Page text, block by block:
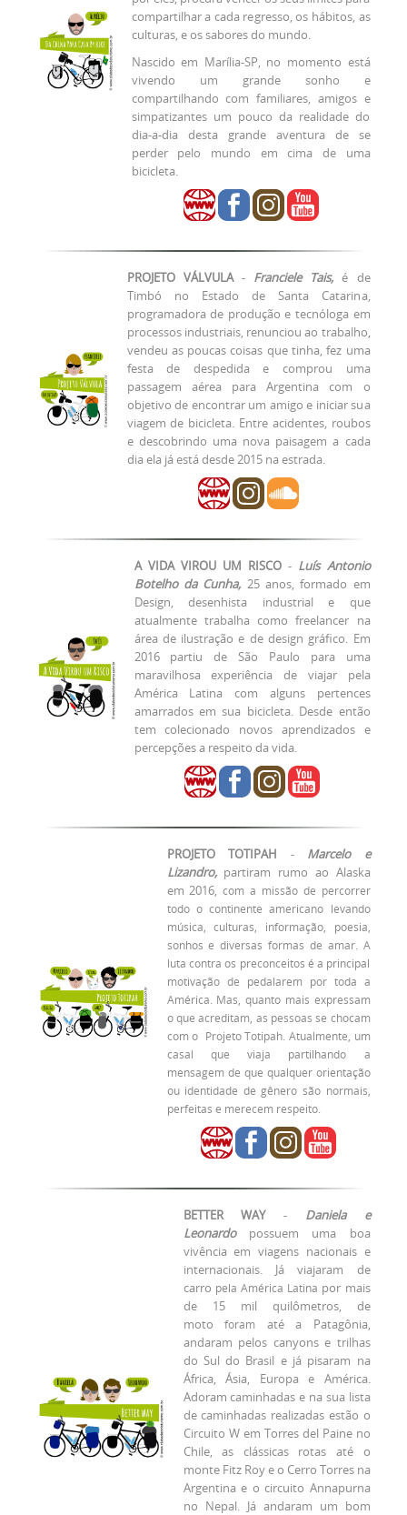
compartilhar a cada regresso, os hábitos, as
culturas, e os sabores do mundo.
Nascido em Marília-SP, no momento está
vivendo um grande sonho e
compartilhando com familiares, amigos e
simpatizantes um pouco da realidade do
dia-a-dia desta grande aventura de se
perder pelo mundo em cima de uma
bicicleta.
PROJETO VÁLVULA- Franciele Tais, é de
Timbó no Estado de Santa Catarina,
programadora de produção e tecnóloga em
processos industriais, renunciou ao trabalho,
vendeu as poucas coisas que tinha, fez uma
festa de despedida e comprou uma
passagem aérea para Argentina com o
objetivo de encontrar um amigo e iniciar sua
viagem de bicicleta. Entre acidentes, roubos
e descobrindo uma nova paisagem a cada
dia ela já está desde 2015 na estrada.
A VIDA VIROU UM RISCO - Luís Antonio
Botelho da Cunha, 25 anos, formado em
Design, desenhista industrial e que
atualmente trabalha como freelancer na
área de ilustração e de design gráfico. Em
2016 partiu de São Paulo para uma
maravilhosa experiência de viajar pela
América Latina com alguns pertences
amarrados em sua bicicleta. Desde então
tem colecionado novos aprendizados e
percepções a respeito da vida.
PROJETO TOTIPAH - Marcelo e
Lizandro,partiram rumo ao Alaska
em 2016,com a missão de percorrer
todo o continente americano levando
música, culturas, informação, poesia,
sonhos e diversas formas de amar. A
luta contra os preconceitos é a principal
motivação de pedalarem por toda a
América. Mas, quanto mais expressam
o que acreditam, as pessoas se chocam
com o Projeto Totipah. Atualmente, um
casal que viaja partilhando a
mensagem de que qualquer orientação
ou identidade de gênero são normais,
perfeitas e merecem respeito.
BETTER WAY- Daniela e
Leonardopossuem uma boa
vivência em viagens nacionais e
internacionais. Já viajaram de
carro pela América Latina por mais
de 15 mil quilômetros, de
moto foram
até a Patagônia,
andaram pelos canyons e trilhas
do Sul do Brasil e já pisaram na
África, Ásia, Europa e América.
Adoram caminhadas e na sua lista
de caminhadas realizadas estão o
Circuito W em Torres del Paine no
Chile, as clássicas rotas até o
monte Fitz Roy e o Cerro Torres na
Argentina e o circuito Annapurna
no Nepal. Já andaram um bom